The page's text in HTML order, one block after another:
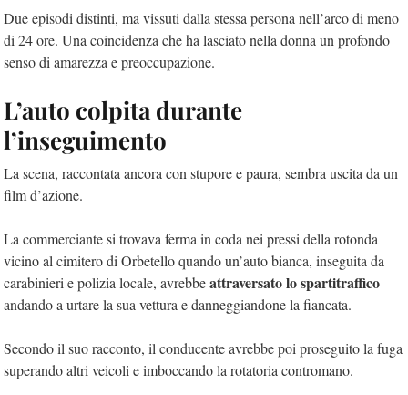
Due episodi distinti, ma vissuti dalla stessa persona nell’arco di meno
di 24 ore. Una coincidenza che ha lasciato nella donna un profondo
senso di amarezza e preoccupazione.
L’auto colpita durante
l’inseguimento
La scena, raccontata ancora con stupore e paura, sembra uscita da un
film d’azione.
La commerciante si trovava ferma in coda nei pressi della rotonda
vicino al cimitero di Orbetello quando un’auto bianca, inseguita da
carabinieri e polizia locale, avrebbeattraversato lo spartitraffico
andando a urtare la sua vettura e danneggiandone la fiancata.
Secondo il suo racconto, il conducente avrebbe poi proseguito la fuga
superando altri veicoli e imboccando la rotatoria contromano.